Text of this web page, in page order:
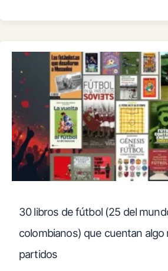
30 libros de fútbol (25 del
colombianos) que cuentan algo
partidos